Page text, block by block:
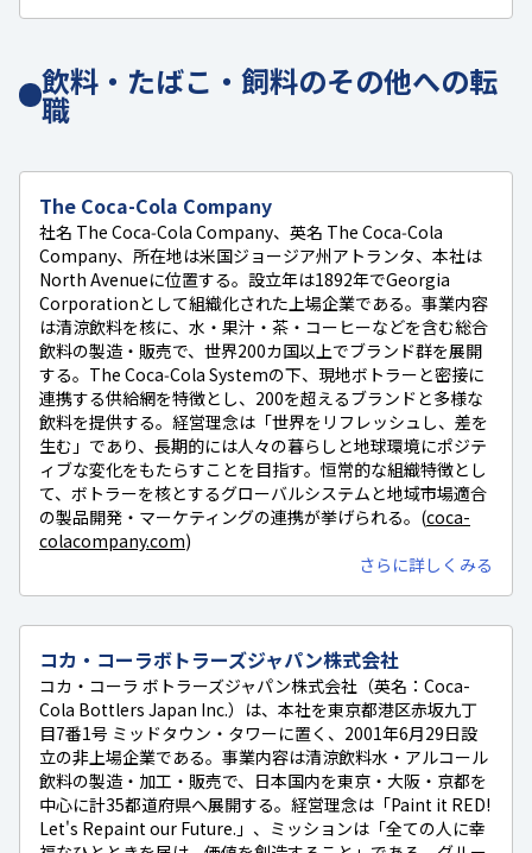
飲料・たばこ・飼料のその他への転
職
The Coca-Cola Company
社名 The Coca‑Cola Company、英名 The Coca‑Cola
Company、所在地は米国ジョージア州アトランタ、本社は
North Avenueに位置する。設立年は1892年でGeorgia
Corporationとして組織化された上場企業である。事業内容
は清涼飲料を核に、水・果汁・茶・コーヒーなどを含む総合
飲料の製造・販売で、世界200カ国以上でブランド群を展開
する。The Coca‑Cola Systemの下、現地ボトラーと密接に
連携する供給網を特徴とし、200を超えるブランドと多様な
飲料を提供する。経営理念は「世界をリフレッシュし、差を
生む」であり、長期的には人々の暮らしと地球環境にポジテ
ィブな変化をもたらすことを目指す。恒常的な組織特徴とし
て、ボトラーを核とするグローバルシステムと地域市場適合
の製品開発・マーケティングの連携が挙げられる。(coca-
colacompany.com)
さらに詳しくみる
コカ・コーラボトラーズジャパン株式会社
コカ・コーラ ボトラーズジャパン株式会社（英名：Coca-
Cola Bottlers Japan Inc.）は、本社を東京都港区赤坂九丁
目7番1号 ミッドタウン・タワーに置く、2001年6月29日設
立の非上場企業である。事業内容は清涼飲料水・アルコール
飲料の製造・加工・販売で、日本国内を東京・大阪・京都を
中心に計35都道府県へ展開する。経営理念は「Paint it RED!
Let's Repaint our Future.」、ミッションは「全ての人に幸